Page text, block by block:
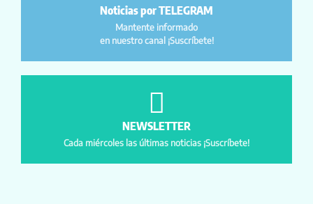
Noticias por TELEGRAM
Mantente informado
en nuestro canal ¡Suscríbete!
NEWSLETTER
Cada miércoles las últimas noticias ¡Suscríbete!